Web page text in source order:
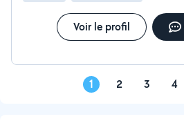
Voir le profil
1 2 3 4